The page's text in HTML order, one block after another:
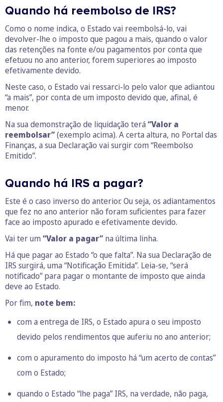
Quando há reembolso de IRS?
Como o nome indica, o Estado vai reembolsá-lo, vai
devolver-lhe o imposto que pagou a mais, quando o valor
das retenções na fonte e/ou pagamentos por conta que
efetuou no ano anterior, forem superiores ao imposto
efetivamente devido.
Neste caso, o Estado vai ressarci-lo pelo valor que adiantou
“a mais”, por conta de um imposto devido que, afinal, é
menor.
Na sua demonstração de liquidação terá “Valor a
reembolsar”(exemplo acima). A certa altura, no Portal das
Finanças, a sua Declaração vai surgir com “Reembolso
Emitido”.
Quando há IRS a pagar?
Este é o caso inverso do anterior. Ou seja, os adiantamentos
que fez no ano anterior não foram suficientes para fazer
face ao imposto apurado e efetivamente devido.
Vai ter um “Valor a pagar” na última linha.
Há que pagar ao Estado “o que falta”. Na sua Declaração de
IRS surgirá, uma “Notificação Emitida”. Leia-se, “será
notificado” para pagar o montante de imposto que ainda
deve ao Estado.
Por fim, note bem:
com a entrega de IRS, o Estado apura o seu imposto
devido pelos rendimentos que auferiu no ano anterior;
com o apuramento do imposto há “um acerto de contas”
com o Estado;
quando o Estado “lhe paga” IRS, na verdade, não paga,